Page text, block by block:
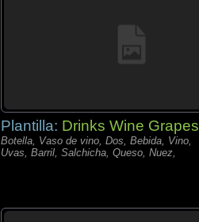
Plantilla: Drinks Wine Grapes
Botella, Vaso de vino, Dos, Bebida, Vino,
Uvas, Barril, Salchicha, Queso, Nuez,